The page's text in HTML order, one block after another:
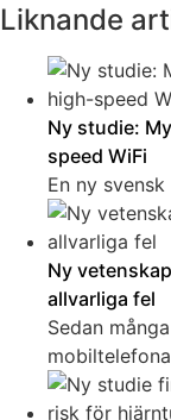
Liknande
Ny studie:
speed WiFi
En ny
Ny
allvarliga fel
Sedan